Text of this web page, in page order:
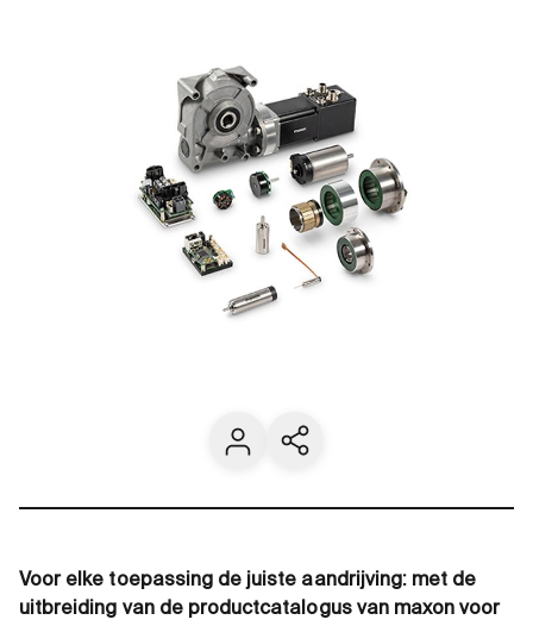
ContactShare current page
Voor elke toepassing de juiste aandrijving: met de
uitbreiding van de productcatalogus van maxon voor